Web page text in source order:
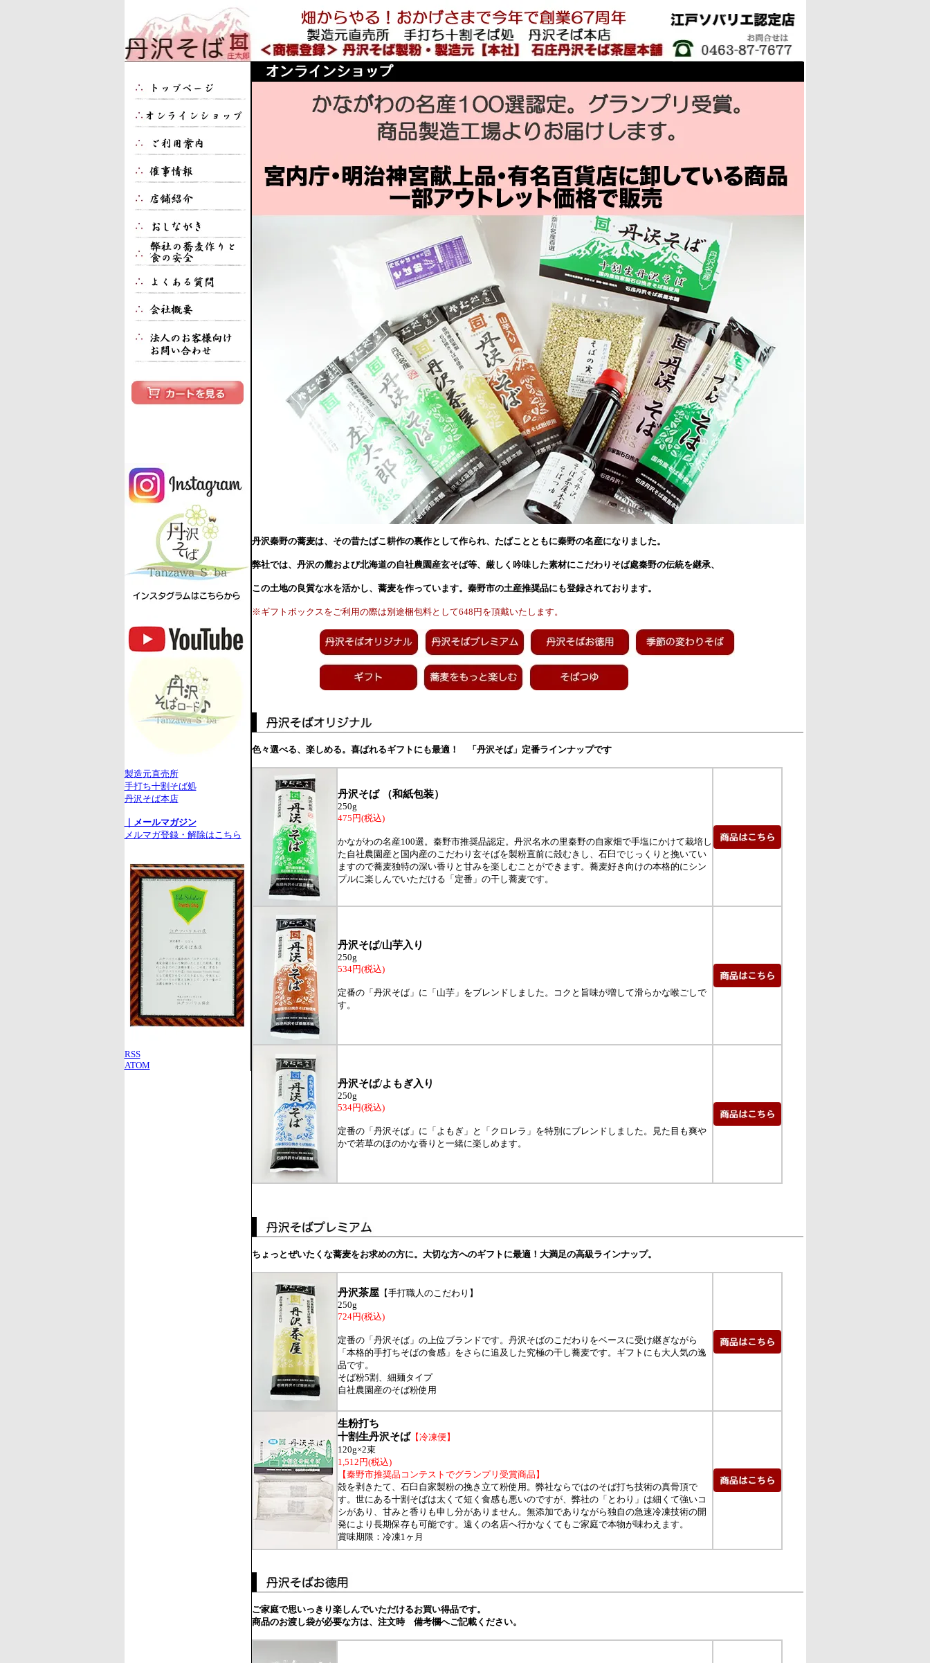
製造元直売所
手打ち十割そば処
丹沢そば本店
｜メールマガジン
メルマガ登録・解除はこちら
RSS
ATOM
丹沢秦野の蕎麦は、その昔たばこ耕作の裏作として作られ、たばことともに秦野の名産になりました。
弊社では、丹沢の麓および北海道の自社農園産玄そば等、厳しく吟味した素材にこだわりそば處秦野の伝統を継承、
この土地の良質な水を活かし、蕎麦を作っています。秦野市の土産推奨品にも登録されております。
※ギフトボックスをご利用の際は別途梱包料として648円を頂戴いたします。
色々選べる、楽しめる。喜ばれるギフトにも最適！ 「丹沢そば」定番ラインナップです
丹沢そば （和紙包装）
250g
475円(税込)
かながわの名産100選。秦野市推奨品認定。丹沢名水の里秦野の自家畑で手塩にかけて栽培し
た自社農園産と国内産のこだわり玄そばを製粉直前に殻むきし、石臼でじっくりと挽いてい
ますので蕎麦独特の深い香りと甘みを楽しむことができます。蕎麦好き向けの本格的にシン
プルに楽しんでいただける「定番」の干し蕎麦です。
丹沢そば/山芋入り
250g
534円(税込)
定番の「丹沢そば」に「山芋」をブレンドしました。コクと旨味が増して滑らかな喉ごしで
す。
丹沢そば/よもぎ入り
250g
534円(税込)
定番の「丹沢そば」に「よもぎ」と「クロレラ」を特別にブレンドしました。見た目も爽や
かで若草のほのかな香りと一緒に楽しめます。
ちょっとぜいたくな蕎麦をお求めの方に。大切な方へのギフトに最適！大満足の高級ラインナップ。
丹沢茶屋【手打職人のこだわり】
250g
724円(税込)
定番の「丹沢そば」の上位ブランドです。丹沢そばのこだわりをベースに受け継ぎながら
「本格的手打ちそばの食感」をさらに追及した究極の干し蕎麦です。ギフトにも大人気の逸
品です。
そば粉5割、細麺タイプ
自社農園産のそば粉使用
生粉打ち
十割生丹沢そば【冷凍便】
120g×2束
1,512円(税込)
【秦野市推奨品コンテストでグランプリ受賞商品】
殻を剥きたて、石臼自家製粉の挽き立て粉使用。弊社ならではのそば打ち技術の真骨頂で
す。世にある十割そばは太くて短く食感も悪いのですが、弊社の「とわり」は細くて強いコ
シがあり、甘みと香りも申し分がありません。無添加でありながら独自の急速冷凍技術の開
発により長期保存も可能です。遠くの名店へ行かなくてもご家庭で本物が味わえます。
賞味期限：冷凍1ヶ月
ご家庭で思いっきり楽しんでいただけるお買い得品です。
商品のお渡し袋が必要な方は、注文時 備考欄へご記載ください。